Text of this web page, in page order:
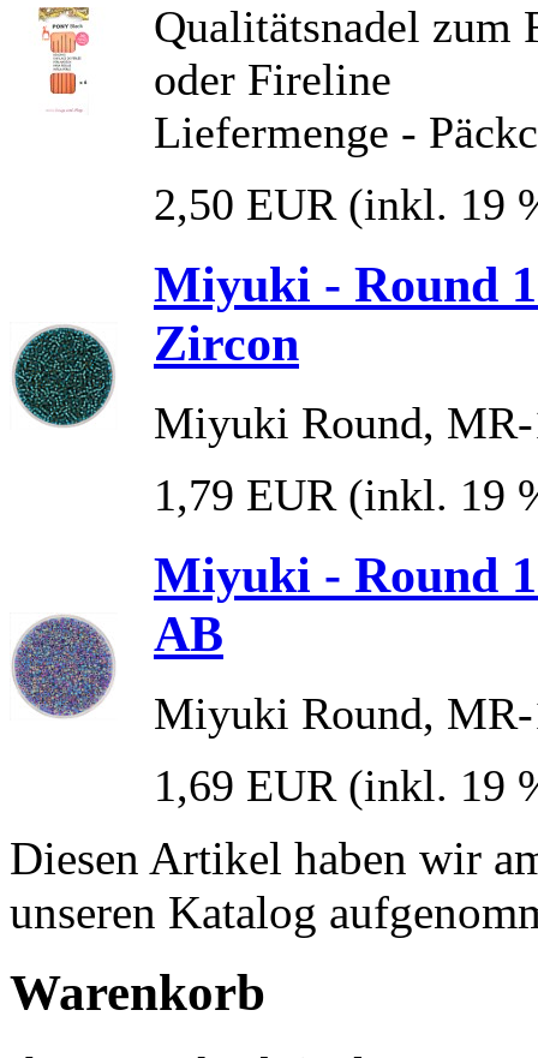
Qualitätsnadel zum
oder Fireline
Liefermenge -
2,50 EUR (inkl. 19
Miyuki - Round
Zircon
Miyuki Round, MR-
1,79 EUR (inkl. 19
Miyuki - Round
AB
Miyuki Round, MR-
1,69 EUR (inkl. 19
Diesen Artikel haben wir
unseren Katalog
Warenkorb